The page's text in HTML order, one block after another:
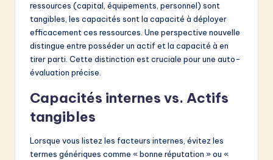
ressources (capital, équipements, personnel) sont
tangibles, les capacités sont la capacité à déployer
efficacement ces ressources. Une perspective nouvelle
distingue entre posséder un actif et la capacité à en
tirer parti. Cette distinction est cruciale pour une auto-
évaluation précise.
Capacités internes vs. Actifs
tangibles
Lorsque vous listez les facteurs internes, évitez les
termes génériques comme « bonne réputation » ou «